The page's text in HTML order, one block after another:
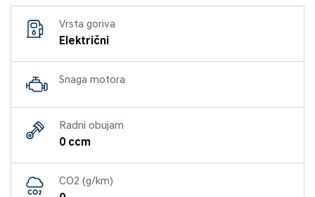
Vrsta goriva
Električni
Snaga motora
Radni obujam
0 ccm
CO2 (g/km)